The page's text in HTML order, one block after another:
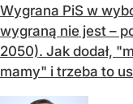
Wygrana PiS w
wygraną nie jest –
2050). Jak dodał,
mamy" i trzeba to